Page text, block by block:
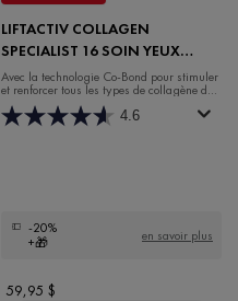
LIFTACTIV COLLAGEN
SPECIALIST 16 SOIN YEUX
SANS PARFUM
Avec la technologie Co-Bond pour stimuler
et renforcer tous les types de collagène de
la peau.
4.6
-20%
+🎁
en savoir plus
59,95 $